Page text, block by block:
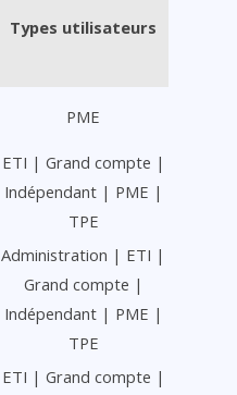
Types utilisateurs
PME
ETI | Grand compte |
Indépendant | PME |
TPE
Administration | ETI |
Grand compte |
Indépendant | PME |
TPE
ETI | Grand compte |